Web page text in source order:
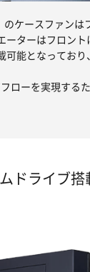
ケースファンは
ーターはフロン
可能となってお
ローを実現する
ドライブ搭